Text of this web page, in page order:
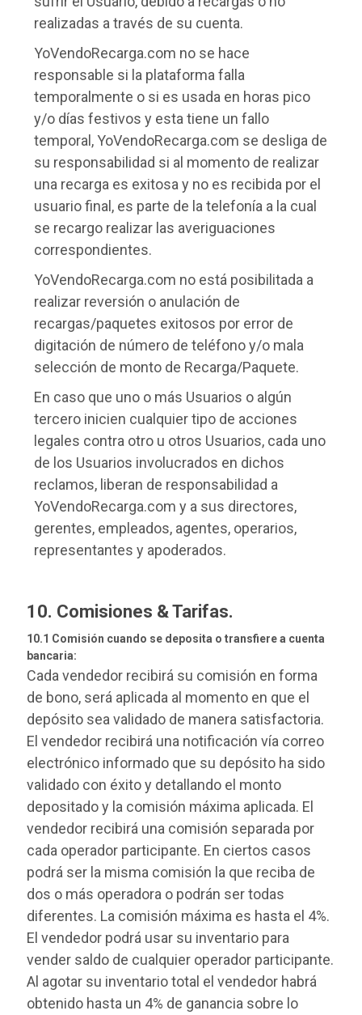
realizadas a través de su cuenta.
YoVendoRecarga.com no se hace
responsable si la plataforma falla
temporalmente o si es usada en horas pico
y/o días festivos y esta tiene un fallo
temporal, YoVendoRecarga.com se desliga de
su responsabilidad si al momento de realizar
una recarga es exitosa y no es recibida por el
usuario final, es parte de la telefonía a la cual
se recargo realizar las averiguaciones
correspondientes.
YoVendoRecarga.com no está posibilitada a
realizar reversión o anulación de
recargas/paquetes exitosos por error de
digitación de número de teléfono y/o mala
selección de monto de Recarga/Paquete.
En caso que uno o más Usuarios o algún
tercero inicien cualquier tipo de acciones
legales contra otro u otros Usuarios, cada uno
de los Usuarios involucrados en dichos
reclamos, liberan de responsabilidad a
YoVendoRecarga.com y a sus directores,
gerentes, empleados, agentes, operarios,
representantes y apoderados.
10. Comisiones & Tarifas.
10.1 Comisión cuando se deposita o transfiere a cuenta
bancaria:
Cada vendedor recibirá su comisión en forma
de bono, será aplicada al momento en que el
depósito sea validado de manera satisfactoria.
El vendedor recibirá una notificación vía correo
electrónico informado que su depósito ha sido
validado con éxito y detallando el monto
depositado y la comisión máxima aplicada. El
vendedor recibirá una comisión separada por
cada operador participante. En ciertos casos
podrá ser la misma comisión la que reciba de
dos o más operadora o podrán ser todas
diferentes. La comisión máxima es hasta el 4%.
El vendedor podrá usar su inventario para
vender saldo de cualquier operador participante.
Al agotar su inventario total el vendedor habrá
obtenido hasta un 4% de ganancia sobre lo